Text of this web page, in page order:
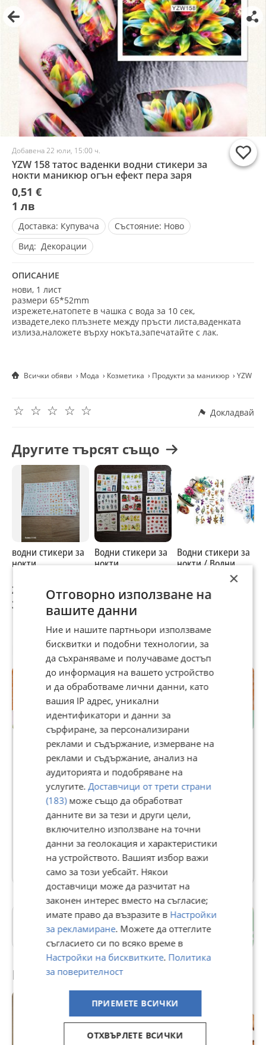
Добавена 22 юли, 15:00 ч.
YZW 158 татос ваденки водни стикери за
нокти маникюр огън ефект пера заря
0,51 €
1 лв
Доставка: Купувача Състояние: Ново
Вид: Декорации
ОПИСАНИЕ
нови, 1 лист
размери 65*52mm
изрежете,натопете в чашка с вода за 10 сек,
извадете,леко плъзнете между пръсти листа,ваденката
излиза,наложете върху нокъта,запечатайте с лак.
Всички обяви Мода Козметика Продукти за маникюр YZW
☆
☆
☆
☆
☆ Докладвай
Другите търсят също
водни стикери за
нокти
2 €
3,91 лв
Водни стикери за
нокти
2 €
3,91 лв
Водни стикери за
нокти / Водни
лепенки за нокти
1 €
Потребител
Premium
❤ nikid ❤
19682 рейтинг
В Bazar.BG от 03 юли 2012г.
Последно активен днес в 00:35 ч.
https://nikid.bazar.bg/
26386 Обяви
Каргон
гр. Ямбол
Препоръчани за теб
×
Отговорно използване на
вашите данни
Ние и нашите партньори използваме
бисквитки и подобни технологии, за
да съхраняваме и получаваме достъп
до информация на вашето устройство
и да обработваме лични данни, като
вашия IP адрес, уникални
идентификатори и данни за
сърфиране, за персонализирани
реклами и съдържание, измерване на
реклами и съдържание, анализ на
аудиторията и подобряване на
услугите. Доставчици от трети страни
(183)може също да обработват
данните ви за тези и други цели,
включително използване на точни
данни за геолокация и характеристики
на устройството. Вашият избор важи
само за този уебсайт. Някои
доставчици може да разчитат на
законен интерес вместо на съгласие;
имате право да възразите в Настройки
за рекламиране. Можете да оттеглите
съгласието си по всяко време в
Настройки на бисквитките. Политика
за поверителност
ПРИЕМЕТЕ ВСИЧКИ
ОТХВЪРЛЕТЕ ВСИЧКИ